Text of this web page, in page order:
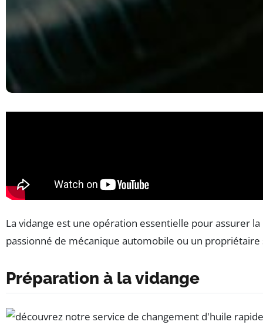
La vidange est une opération essentielle pour assurer
passionné de mécanique automobile ou un
Préparation à la vidange